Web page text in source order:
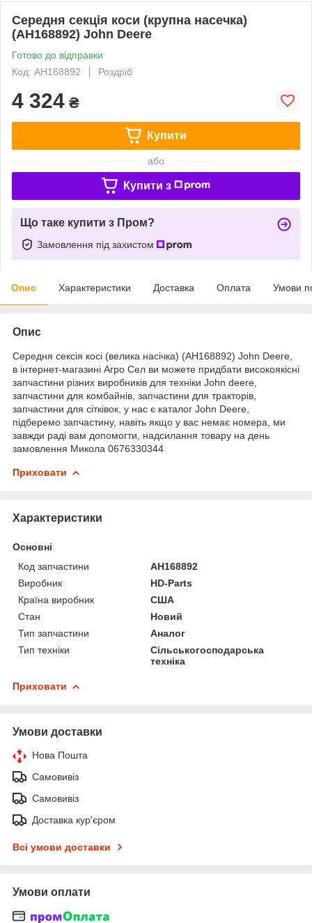
Середня секція коси (крупна насечка)
(AH168892) John Deere
Готово до відправки
Код: AH168892
Роздріб
4 324 ₴
Купити
або
Купити з
Що таке купити з Пром?
Замовлення під захистом
Опис Характеристики Доставка Оплата Умови
Опис
Середня сексія косі (велика насічка) (AH168892) John Deere,
в інтернет-магазині Агро Сел ви можете придбати високоякісні
запчастини різних виробників для техніки John deere,
запчастини для комбайнів, запчастини для тракторів,
запчастини для сітківок, у нас є каталог John Deere,
підберемо запчастину, навіть якщо у вас немає номера, ми
завжди раді вам допомогти, надсилання товару на день
замовлення Микола 0676330344
Приховати
Характеристики
Основні
Код запчастини
AH168892
Виробник
HD-Parts
Країна виробник
США
Стан
Новий
Тип запчастини
Аналог
Тип техніки
Сільськогосподарська
техніка
Приховати
Умови доставки
Нова Пошта
Самовивіз
Самовивіз
Доставка кур'єром
Всі умови доставки
Умови оплати